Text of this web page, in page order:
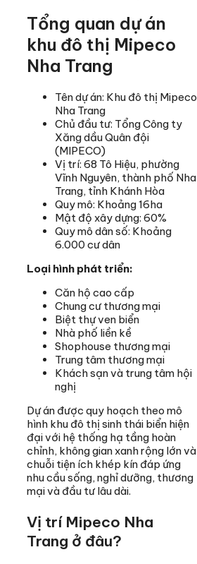
Tổng quan dự án
khu đô thị Mipeco
Nha Trang
Tên dự án: Khu đô thị Mipeco
Nha Trang
Chủ đầu tư: Tổng Công ty
Xăng dầu Quân đội
(MIPECO)
Vị trí: 68 Tô Hiệu, phường
Vĩnh Nguyên, thành phố Nha
Trang, tỉnh Khánh Hòa
Quy mô: Khoảng 16ha
Mật độ xây dựng: 60%
Quy mô dân số: Khoảng
6.000 cư dân
Loại hình phát triển:
Căn hộ cao cấp
Chung cư thương mại
Biệt thự ven biển
Nhà phố liền kề
Shophouse thương mại
Trung tâm thương mại
Khách sạn và trung tâm hội
nghị
Dự án được quy hoạch theo mô
hình khu đô thị sinh thái biển hiện
đại với hệ thống hạ tầng hoàn
chỉnh, không gian xanh rộng lớn và
chuỗi tiện ích khép kín đáp ứng
nhu cầu sống, nghỉ dưỡng, thương
mại và đầu tư lâu dài.
Vị trí Mipeco Nha
Trang ở đâu?